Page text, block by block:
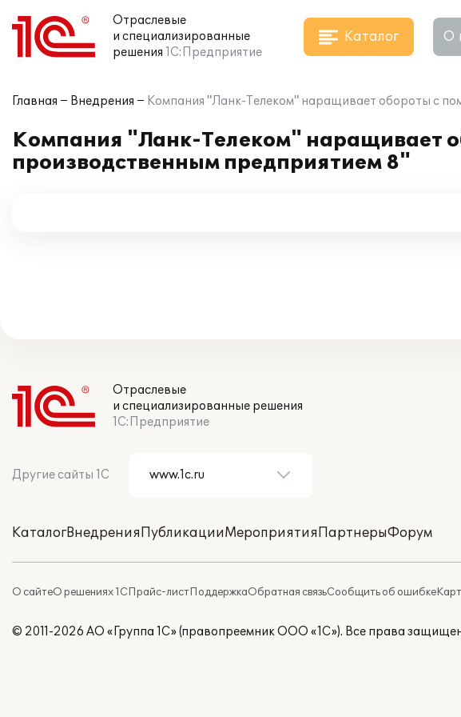
Отраслевые
и специализированные
решения 1С:Предприятие
Каталог О
Главная Внедрения Компания "Ланк-Телеком" наращивает обороты с
Компания "Ланк-Телеком" наращивает
производственным предприятием 8"
Отраслевые
и специализированные решения
1С:Предприятие
Другие сайты 1С
КаталогВнедренияПубликацииМероприятияПартнерыФорум
О сайтеО решениях 1СПрайс-листПоддержкаОбратная связьСообщить об ошибке
© 2011-2026 АО «Группа 1С» (правопреемник ООО «1С»). Все права